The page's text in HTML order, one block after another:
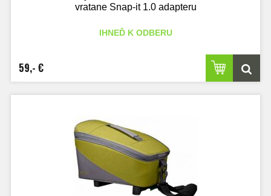
vratane Snap-it 1.0 adapteru
IHNEĎ K ODBERU
59,- €